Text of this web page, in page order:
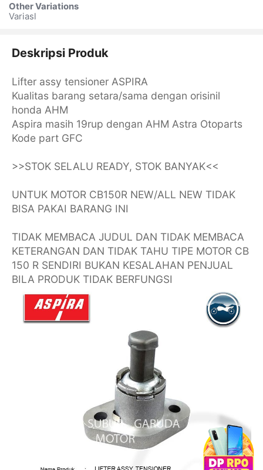
Other Variations
Variasl
Deskripsi Produk
Lifter assy tensioner ASPIRA
Kualitas barang setara/sama dengan orisinil
honda AHM
Aspira masih 19rup dengan AHM Astra Otoparts
Kode part GFC
>>STOK SELALU READY, STOK BANYAK<<
UNTUK MOTOR CB150R NEW/ALL NEW TIDAK
BISA PAKAI BARANG INI
TIDAK MEMBACA JUDUL DAN TIDAK MEMBACA
KETERANGAN DAN TIDAK TAHU TIPE MOTOR CB
150 R SENDIRI BUKAN KESALAHAN PENJUAL
BILA PRODUK TIDAK BERFUNGSI